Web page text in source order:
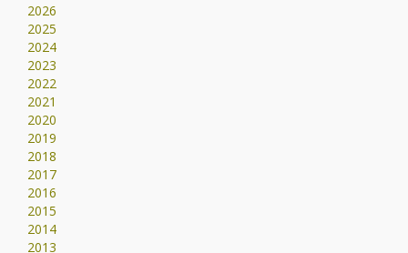
2026
2025
2024
2023
2022
2021
2020
2019
2018
2017
2016
2015
2014
2013